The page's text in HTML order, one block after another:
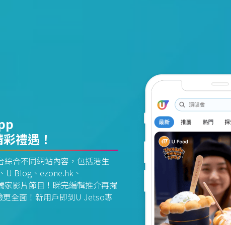
禮遇！
合不同網站內容，包括港生
U Blog、ezone.hk、
家影片節目！睇完編輯推介再攞
全面！新用戶即到U Jetso專